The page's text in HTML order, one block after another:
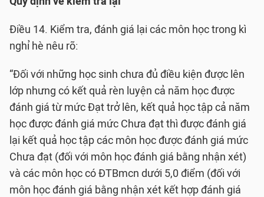
Điều 14. Kiểm tra, đánh giá lại các môn học trong kì
nghỉ hè nêu rõ:
“Đối với những học sinh chưa đủ điều kiện được lên
lớp nhưng có kết quả rèn luyện cả năm học được
đánh giá từ mức Đạt trở lên, kết quả học tập cả năm
học được đánh giá mức Chưa đạt thì được đánh giá
lại kết quả học tập các môn học được đánh giá mức
Chưa đạt (đối với môn học đánh giá bằng nhận xét)
và các môn học có ĐTBmcn dưới 5,0 điểm (đối với
môn học đánh giá bằng nhận xét kết hợp đánh giá